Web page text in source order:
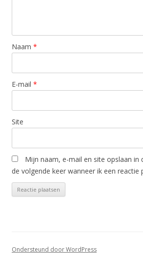
Naam *
E-mail *
Site
Mijn naam, e-mail en site opslaan in
de volgende keer wanneer ik een reactie
Ondersteund door WordPress